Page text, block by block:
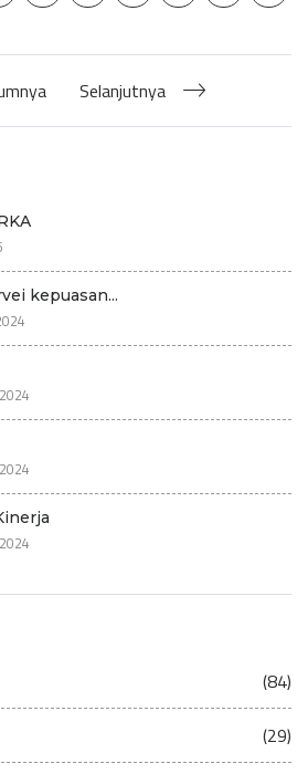
Selanjutnya
kepuasan...
(84)
(29)